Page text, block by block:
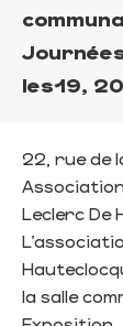
les19,
22, rue de
Leclerc De
la salle